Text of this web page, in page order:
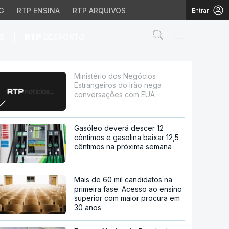
RTP ENSINA RTP ARQUIVOS Entrar
nega conversações
Ministério dos Negócios
Estrangeiros do Irão nega
conversações com EUA
Gasóleo deverá descer 12
cêntimos e gasolina baixar 12,5
cêntimos na próxima semana
Mais de 60 mil candidatos na
primeira fase. Acesso ao ensino
superior com maior procura em
30 anos